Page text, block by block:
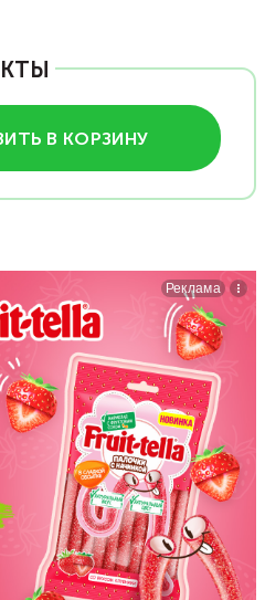
В КОРЗИНУ